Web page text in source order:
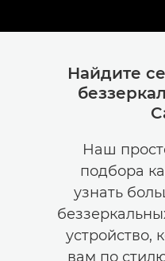
Найдите
Наш
подбора
узнать
устройство,
вам по